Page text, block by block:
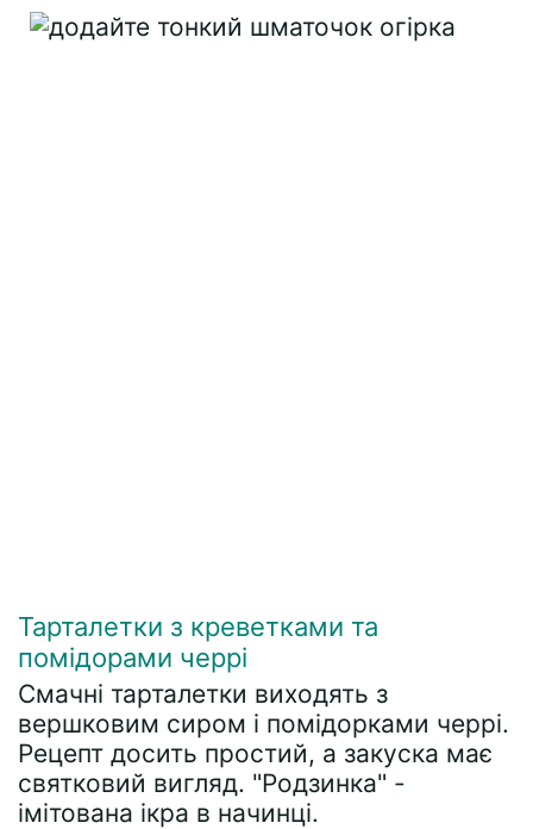
Тарталетки з креветками та
помідорами черрі
Смачні тарталетки виходять з
вершковим сиром і помідорками черрі.
Рецепт досить простий, а закуска має
святковий вигляд. "Родзинка" -
імітована ікра в начинці.